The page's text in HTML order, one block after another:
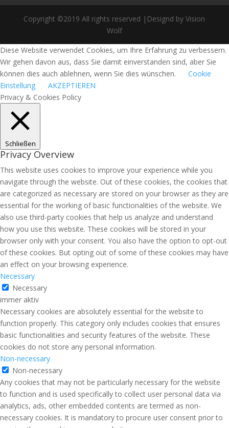
Copyright ©2019 All rights reserved |Designd by Vision
Wolf
Diese Website verwendet Cookies, um Ihre Erfahrung zu verbessern.
Wir gehen davon aus, dass Sie damit einverstanden sind, aber Sie
können dies auch ablehnen, wenn Sie dies wünschen.
Cookie
Einstellung
AKZEPTIEREN
Privacy & Cookies Policy
Schließen
Privacy Overview
This website uses cookies to improve your experience while you
navigate through the website. Out of these cookies, the cookies that
are categorized as necessary are stored on your browser as they are
essential for the working of basic functionalities of the website. We
also use third-party cookies that help us analyze and understand
how you use this website. These cookies will be stored in your
browser only with your consent. You also have the option to opt-out
of these cookies. But opting out of some of these cookies may have
an effect on your browsing experience.
Necessary
Necessary
immer aktiv
Necessary cookies are absolutely essential for the website to
function properly. This category only includes cookies that ensures
basic functionalities and security features of the website. These
cookies do not store any personal information.
Non-necessary
Non-necessary
Any cookies that may not be particularly necessary for the website
to function and is used specifically to collect user personal data via
analytics, ads, other embedded contents are termed as non-
necessary cookies. It is mandatory to procure user consent prior to